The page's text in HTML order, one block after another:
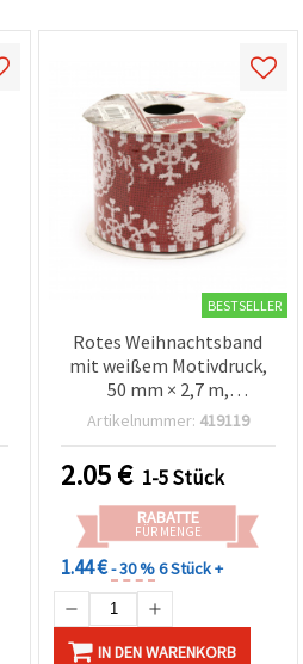
BESTSELLER
Rotes Weihnachtsband
mit weißem Motivdruck,
50 mm × 2,7 m,
Drahtkante aus
Aluminium –
Dekoband/Geschenkband
für Schleifen, Kränze,
Geschenkverpackungen &
Weihnachtsbasteln
Artikelnummer: 419119
2.05€ 1-5 Stück
RABATTE
FÜR MENGE
1.44 €- 30 %6 Stück +
IN DEN WARENKORB